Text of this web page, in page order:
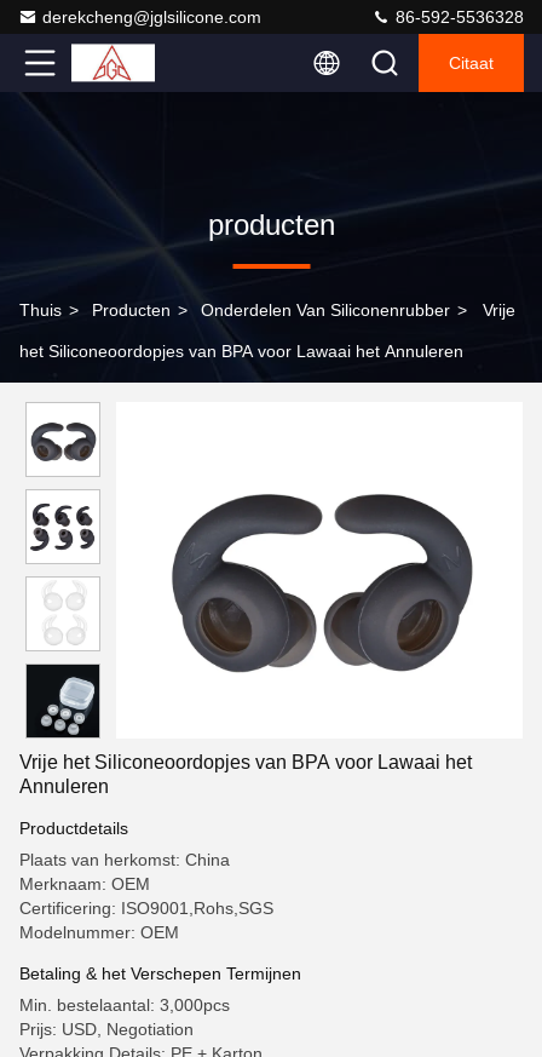
derekcheng@jglsilicone.com 86-592-5536328
Citaat
producten
Thuis > Producten > Onderdelen Van Siliconenrubber > Vrije
het Siliconeoordopjes van BPA voor Lawaai het Annuleren
Vrije het Siliconeoordopjes van BPA voor Lawaai het
Annuleren
Productdetails
Plaats van herkomst: China
Merknaam: OEM
Certificering: ISO9001,Rohs,SGS
Modelnummer: OEM
Betaling & het Verschepen Termijnen
Min. bestelaantal: 3,000pcs
Prijs: USD, Negotiation